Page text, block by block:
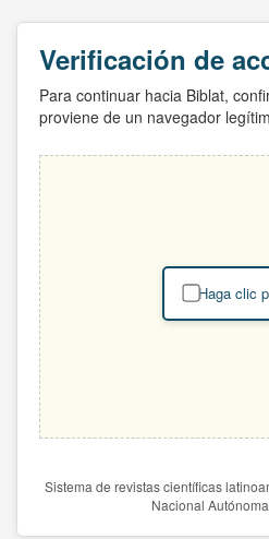
Verificación de
Para continuar hacia Biblat,
proviene de un navegador
Haga clic
Sistema de revistas científicas
Nacional